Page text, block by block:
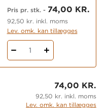
aktivt arbejde med
Eleverne vænner sig
forståelse af teksten
af
til
frit tilgængeligt til
Pris pr. stk.- 74,00 KR.
92,50 kr. inkl. moms
Lev. omk. kan tillægges
1
74,00 KR.
92,50 kr. inkl. moms
Lev. omk. kan tillægges